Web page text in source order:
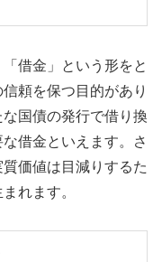
借金」という形をと
頼を保つ目的があり
国債の発行で借り換
借金といえます。さ
価値は目減りするた
れます。